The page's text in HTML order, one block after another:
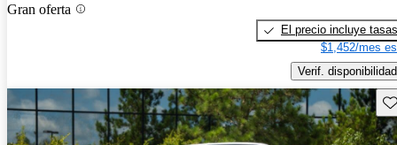
Gran oferta
El precio incluye tasas
$1,452/mes
Verif. disponibilidad